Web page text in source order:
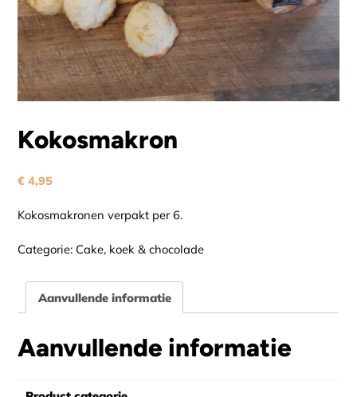
Kokosmakron
€ 4,95
Kokosmakronen verpakt per 6.
Categorie: Cake, koek & chocolade
Aanvullende informatie
Aanvullende informatie